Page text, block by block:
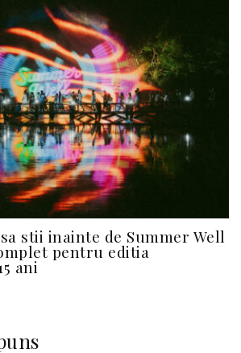
stii inainte de Summer Well
pentru editia
ani